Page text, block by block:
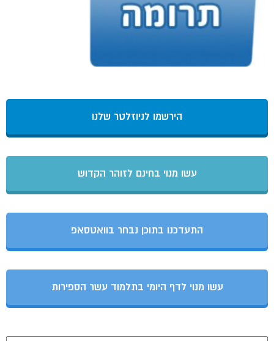
הירשמו לניוזלטר שלנו
עשו מנוי בחינם לזוהר הקדוש
התעדכנו בתוכן נבחר בוואטסאפ
עשו מנוי לדף היומי בתלמוד עשר הספירות